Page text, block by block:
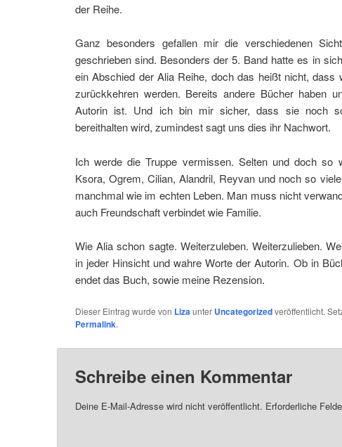
der Reihe.
Ganz besonders gefallen mir die verschiedenen
geschrieben sind. Besonders der 5. Band hatte es in
ein Abschied der Alia Reihe, doch das heißt nicht, dass
zurückkehren werden. Bereits andere Bücher haben
Autorin ist. Und ich bin mir sicher, dass sie noch
bereithalten wird, zumindest sagt uns dies ihr Nachwort.
Ich werde die Truppe vermissen. Selten und doch so
Ksora, Ogrem, Cilian, Alandril, Reyvan und noch so
manchmal wie im echten Leben. Man muss nicht
auch Freundschaft verbindet wie Familie.
Wie Alia schon sagte. Weiterzuleben. Weiterzulieben.
in jeder Hinsicht und wahre Worte der Autorin. Ob in
endet das Buch, sowie meine Rezension.
Dieser Eintrag wurde von Lizaunter Uncategorizedveröffentlicht.
Permalink.
Schreibe einen Kommentar
Deine E-Mail-Adresse wird nicht veröffentlicht. Erforderliche